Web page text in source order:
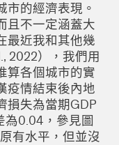
市的經濟表現。
且不一定涵蓋大
最近我和其他幾
2022），我們用
算各個城市的實
疫情結束後內地
損失為當期GDP
為0.04，參見圖
有水平，但並沒